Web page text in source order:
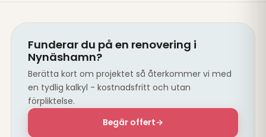
Funderar du på en renovering i
Nynäshamn?
Berätta kort om projektet så återkommer vi med
en tydlig kalkyl - kostnadsfritt och utan
förpliktelse.
Begär offert→